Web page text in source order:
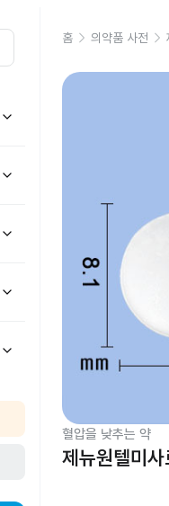
홈 의약품 사전
혈압을 낮추는 약
제뉴원텔미